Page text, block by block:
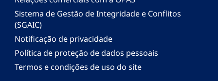
Sistema de Gestão de Integridade e Conflitos
(SGAIC)
Notificação de privacidade
Política de proteção de dados pessoais
Termos e condições de uso do site